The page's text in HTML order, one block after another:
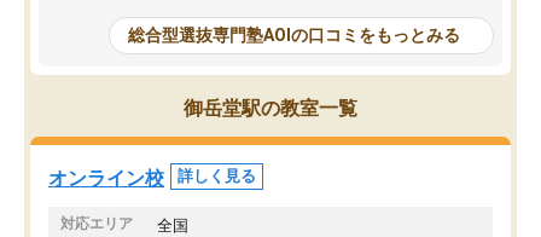
と相談すると、他の先生も紹介してく
ださり、客観的なアドバイスもいただ
くことができました（志望理由・自己
PR等の添削において）。そして、なに
より自習室が解放されている点がよか
ったです。友達と好きな時間に自習
し、お互いを高めあえる環境がありま
で、AO入試を改めて知
それに対しての具体的な
ことでした。更に子供の
けてらっしゃいますので
総合型選抜専門塾AOIの口コミをもっとみる
御岳堂駅の教室一覧
オンライン校 詳しく見る
対応エリア 全国